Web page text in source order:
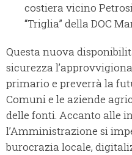
costiera vicino
“Triglia” della DOC
Questa nuova
sicurezza
primario e preverrà la
Comuni e le aziende
delle fonti. Accanto alle
l’Amministrazione si
burocrazia locale,